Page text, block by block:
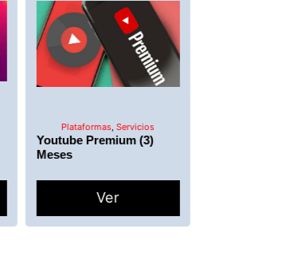
Plataformas, Servicios
Youtube Premium (3)
Meses
Ver